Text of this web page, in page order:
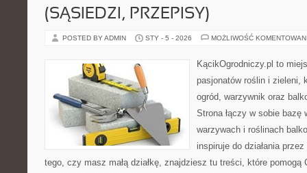
(SĄSIEDZI, PRZEPISY)
POSTED BY ADMIN STY - 5 - 2026 MOŻLIWOŚĆ
KącikOgrodniczy.pl to
pasjonatów roślin i zieleni,
ogród, warzywnik oraz
Strona łączy w sobie bazę
warzywach i roślinach
inspiruje do działania
tego, czy masz małą działkę, znajdziesz tu treści, które pomogą